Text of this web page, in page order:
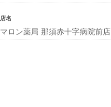
店名
マロン薬局 那須赤十字病院前店